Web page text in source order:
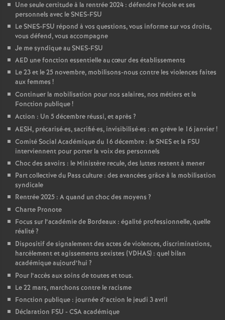
a
s
T
o
u
r
Une seule certitude à la rentrée 2024 : défendre l’école et ses
personnels avec le SNES-FSU
Le SNES-FSU répond à vos questions, vous informe sur vos droits,
vous défend, vous accompagne
Je me syndique au SNES-FSU
AED une fonction essentielle au cœur des établissements
Le 23 et le 25 novembre, mobilisons-nous contre les violences faites
aux femmes !
Continuer la mobilisation pour nos salaires, nos métiers et la
Fonction publique!
Action : Un 5 décembre réussi, et après ?
AESH, précarisé·es, sacrifié·es, invisibilisé·es : en grève le 16 janvier!
Comité Social Académique du 16 décembre : le SNES et la FSU
interviennent pour porter la voix des personnels
Choc des savoirs : le Ministère recule, des luttes restent à mener
Part collective du Pass culture : des avancées grâce à la mobilisation
syndicale
Rentrée 2025 : A quand un choc des moyens ?
Charte Pronote
Focus sur l’académie de Bordeaux : égalité professionnelle, quelle
réalité?
Dispositif de signalement des actes de violences, discriminations,
harcèlement et agissements sexistes (VDHAS) : quel bilan
académique aujourd’hui ?
Pour l’accès aux soins de toutes et tous.
Le 22 mars, marchons contre le racisme
Fonction publique : journée d’action le jeudi 3 avril
Déclaration FSU - CSA académique